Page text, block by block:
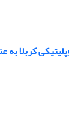
کربلا به